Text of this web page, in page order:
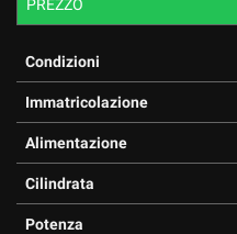
PREZZO
Condizioni
Immatricolazione
Alimentazione
Cilindrata
Potenza